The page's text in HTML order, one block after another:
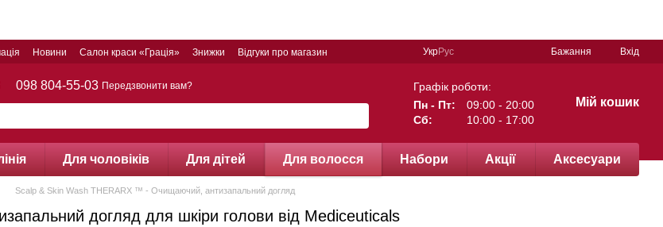
Новини Салон краси «Грація» Знижки Відгуки про магазин УкрРус Бажання Вхід
098 804-55-03 Передзвонити вам?
Графік роботи:
Пн - Пт:
09:00 - 20:00
Сб:
10:00 - 17:00
Мій кошик
Для чоловіків Для дітей Для волосся Набори Акції Аксесуари
Scalp & Skin Wash THERARX ™ - Очищаючий, антизапальний догляд
догляд для шкіри голови від Mediceuticals